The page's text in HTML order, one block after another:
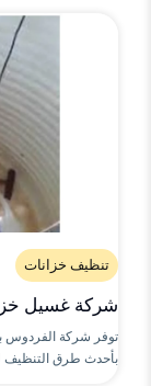
تنظيف خزانات
شركة غسيل
توفر شركة الفردوس
بأحدث طرق التنظيف